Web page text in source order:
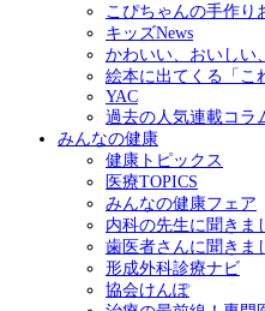
こぴちゃんの手作り
キッズNews
かわいい、おいしい
絵本に出てくる「こ
YAC
過去の人気連載コラ
みんなの健康
健康トピックス
医療TOPICS
みんなの健康フェア
内科の先生に聞きま
歯医者さんに聞きま
形成外科診療ナビ
協会けんぽ